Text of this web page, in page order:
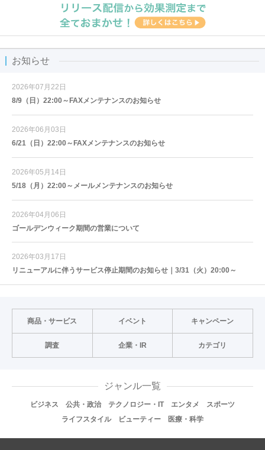
お知らせ
2026年07月22日
8/9（日）22:00～FAXメンテナンスのお知らせ
2026年06月03日
6/21（日）22:00～FAXメンテナンスのお知らせ
2026年05月14日
5/18（月）22:00～メールメンテナンスのお知らせ
2026年04月06日
ゴールデンウィーク期間の営業について
2026年03月17日
リニューアルに伴うサービス停止期間のお知らせ｜3/31（火）20:00～
商品・サービス イベント キャンペーン
調査 企業・IR カテゴリ
ジャンル一覧
ビジネス 公共・政治 テクノロジー・IT エンタメ
スポーツ
ライフスタイル
ビューティー 医療・科学